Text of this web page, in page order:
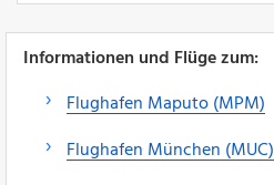
Informationen und Flüge zum:
Flughafen Maputo (MPM)
Flughafen München (MUC)